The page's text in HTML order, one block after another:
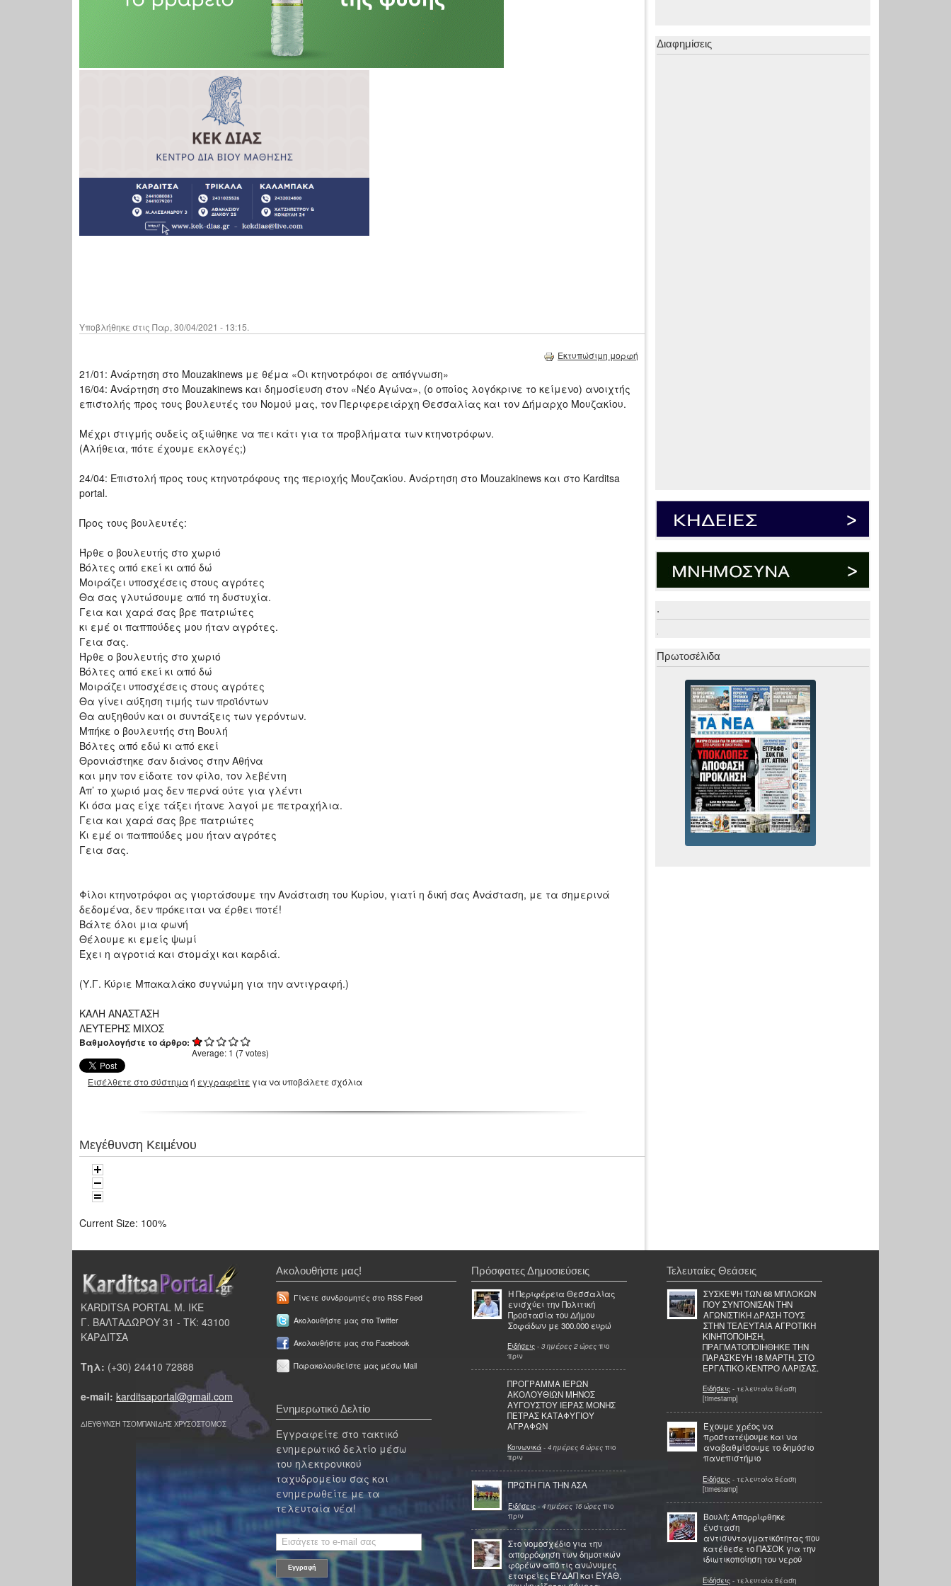
Υποβλήθηκε στις Παρ, 30/04/2021 - 13:15.
Εκτυπώσιμη μορφή
21/01: Ανάρτηση στο Mouzakinews με θέμα «Οι κτηνοτρόφοι σε απόγνωση»
16/04: Ανάρτηση στο Mouzakinews και δημοσίευση στον «Νέο Αγώνα», (ο οποίος λογόκρινε το κείμενο) ανοιχτής
επιστολής προς τους βουλευτές του Νομού μας, τον Περιφερειάρχη Θεσσαλίας και τον Δήμαρχο Μουζακίου.
Μέχρι στιγμής ουδείς αξιώθηκε να πει κάτι για τα προβλήματα των κτηνοτρόφων.
(Αλήθεια, πότε έχουμε εκλογές;)
24/04: Επιστολή προς τους κτηνοτρόφους της περιοχής Μουζακίου. Ανάρτηση στο Mouzakinews και στο Karditsa
portal.
Προς τους βουλευτές:
Ήρθε ο βουλευτής στο χωριό
Βόλτες από εκεί κι από δώ
Μοιράζει υποσχέσεις στους αγρότες
Θα σας γλυτώσουμε από τη δυστυχία.
Γεια και χαρά σας βρε πατριώτες
κι εμέ οι παππούδες μου ήταν αγρότες.
Γεια σας.
Ήρθε ο βουλευτής στο χωριό
Βόλτες από εκεί κι από δώ
Μοιράζει υποσχέσεις στους αγρότες
Θα γίνει αύξηση τιμής των προϊόντων
Θα αυξηθούν και οι συντάξεις των γερόντων.
Μπήκε ο βουλευτής στη Βουλή
Βόλτες από εδώ κι από εκεί
Θρονιάστηκε σαν διάνος στην Αθήνα
και μην τον είδατε τον φίλο, τον λεβέντη
Απ’ το χωριό μας δεν περνά ούτε για γλέντι
Κι όσα μας είχε τάξει ήτανε λαγοί με πετραχήλια.
Γεια και χαρά σας βρε πατριώτες
Κι εμέ οι παππούδες μου ήταν αγρότες
Γεια σας.
Φίλοι κτηνοτρόφοι ας γιορτάσουμε την Ανάσταση του Κυρίου, γιατί η δική σας Ανάσταση, με τα σημερινά
δεδομένα, δεν πρόκειται να έρθει ποτέ!
Βάλτε όλοι μια φωνή
Θέλουμε κι εμείς ψωμί
Έχει η αγροτιά και στομάχι και καρδιά.
(Υ.Γ. Κύριε Μπακαλάκο συγνώμη για την αντιγραφή.)
ΚΑΛΗ ΑΝΑΣΤΑΣΗ
ΛΕΥΤΕΡΗΣ ΜΙΧΟΣ
Βαθμολογήστε το άρθρο:
Average: 1 (7votes)
Εισέλθετε στο σύστημαή εγγραφείτε για να υποβάλετε σχόλια
Μεγέθυνση Κειμένου
Current Size: 100%
Διαφημίσεις
.
.
Πρωτοσέλιδα
KARDITSA PORTAL Μ. ΙΚΕ
Γ. ΒΑΛΤΑΔΩΡΟΥ 31 - ΤΚ: 43100
ΚΑΡΔΙΤΣΑ
Τηλ: (+30) 24410 72888
e-mail: karditsaportal@gmail.com
ΔΙΕΥΘΥΝΣΗ ΤΣΟΜΠΑΝΙΔΗΣ ΧΡΥΣΟΣΤΟΜΟΣ
Ακολουθήστε μας!
Γίνετε συνδρομητές στο RSS Feed
Ακολουθήστε μας στο Twitter
Ακολουθήστε μας στο Facebook
Παρακολουθείστε μας μέσω Mail
Ενημερωτικό Δελτίο
Εγγραφείτε στο τακτικό
ενημερωτικό δελτίο μέσω
του ηλεκτρονικού
ταχυδρομείου σας και
ενημερωθείτε με τα
τελευταία νέα!
Πρόσφατες Δημοσιεύσεις
Η Περιφέρεια Θεσσαλίας
ενισχύει την Πολιτική
Προστασία του Δήμου
Σοφάδων με 300.000 ευρώ
Ειδήσεις - 3 ημέρες 2 ώρες πιο
πριν
ΠΡΟΓΡΑΜΜΑ ΙΕΡΩΝ
ΑΚΟΛΟΥΘΙΩΝ ΜΗΝΟΣ
ΑΥΓΟΥΣΤΟΥ ΙΕΡΑΣ ΜΟΝΗΣ
ΠΕΤΡΑΣ ΚΑΤΑΦΥΓΙΟΥ
ΑΓΡΑΦΩΝ
Κοινωνικά - 4 ημέρες 6 ώρες πιο
πριν
ΠΡΩΤΗ ΓΙΑ ΤΗΝ ΑΣΑ
Ειδήσεις - 4 ημέρες 16 ώρες πιο
πριν
Στο νομοσχέδιο για την
απορρόφηση των δημοτικών
φορέων από τις ανώνυμες
εταιρείες ΕΥΔΑΠ και ΕΥΑΘ,
Τελευταίες Θεάσεις
ΣΥΣΚΕΨΗ ΤΩΝ 68 ΜΠΛΟΚΩΝ
ΠΟΥ ΣΥΝΤΟΝΙΣΑΝ ΤΗΝ
ΑΓΩΝΙΣΤΙΚΗ ΔΡΑΣΗ ΤΟΥΣ
ΣΤΗΝ ΤΕΛΕΥΤΑΙΑ ΑΓΡΟΤΙΚΗ
ΚΙΝΗΤΟΠΟΙΗΣΗ,
ΠΡΑΓΜΑΤΟΠΟΙΗΘΗΚΕ ΤΗΝ
ΠΑΡΑΣΚΕΥΗ 18 ΜΑΡΤΗ, ΣΤΟ
ΕΡΓΑΤΙΚΟ ΚΕΝΤΡΟ ΛΑΡΙΣΑΣ.
Ειδήσεις - τελευταία θέαση
[timestamp]
Έχουμε χρέος να
προστατέψουμε και να
αναβαθμίσουμε το δημόσιο
πανεπιστήμιο
Ειδήσεις - τελευταία θέαση
[timestamp]
Βουλή: Απορρίφθηκε
ένσταση
αντισυνταγματικότητας που
κατέθεσε το ΠΑΣΟΚ για την
ιδιωτικοποίηση του νερού
Ειδήσεις - τελευταία θέαση